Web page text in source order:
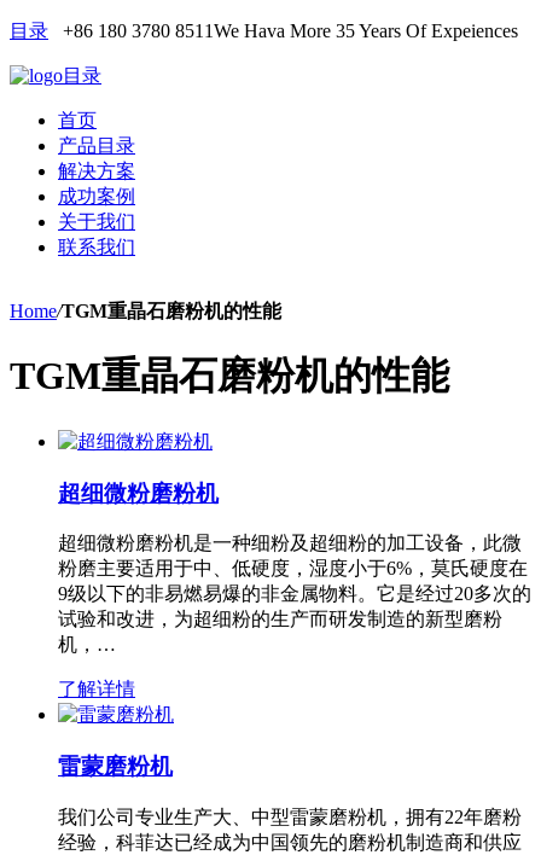
目录 +86 180 3780 8511We Hava More 35 Years Of Expeiences
目录
首页
产品目录
解决方案
成功案例
关于我们
联系我们
Home/TGM重晶石磨粉机的性能
TGM重晶石磨粉机的性能
超细微粉磨粉机
超细微粉磨粉机是一种细粉及超细粉的加工设备，此微
粉磨主要适用于中、低硬度，湿度小于6%，莫氏硬度在
9级以下的非易燃易爆的非金属物料。它是经过20多次的
试验和改进，为超细粉的生产而研发制造的新型磨粉
机，…
了解详情
雷蒙磨粉机
我们公司专业生产大、中型雷蒙磨粉机，拥有22年磨粉
经验，科菲达已经成为中国领先的磨粉机制造商和供应